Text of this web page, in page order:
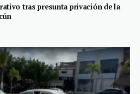
tras presunta privación de la